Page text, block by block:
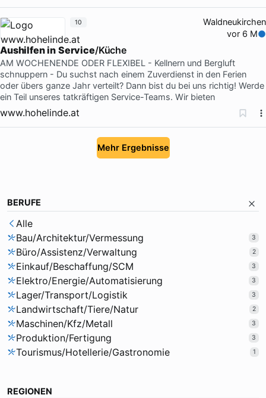
Waldneukirchen
vor 6 M
Aushilfenin Service/Küche
AM WOCHENENDE ODER FLEXIBEL - Kellnern und Bergluft
schnuppern - Du suchst nach einem Zuverdienst in den Ferien
oder übers ganze Jahr verteilt? Dann bist du bei uns richtig! Werde
ein Teil unseres tatkräftigen Service-Teams. Wir bieten
www.hohelinde.at
10
Mehr Ergebnisse
BERUFE
Alle
Bau/Architektur/Vermessung
3
Büro/Assistenz/Verwaltung 2
Einkauf/Beschaffung/SCM 3
Elektro/Energie/Automatisierung 3
Lager/Transport/Logistik 3
Landwirtschaft/Tiere/Natur 2
Maschinen/Kfz/Metall 3
Produktion/Fertigung 3
Tourismus/Hotellerie/Gastronomie 1
REGIONEN